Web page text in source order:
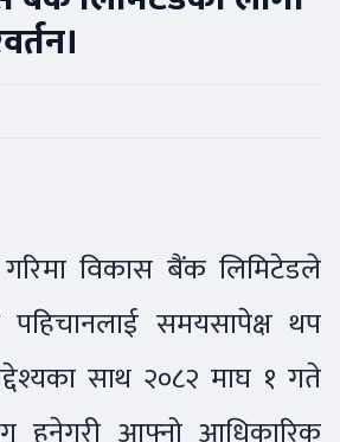
गरिमा विकास बैंक लिमिटेडले
समयसापेक्ष थप
साथ २०८२ माघ १ गते